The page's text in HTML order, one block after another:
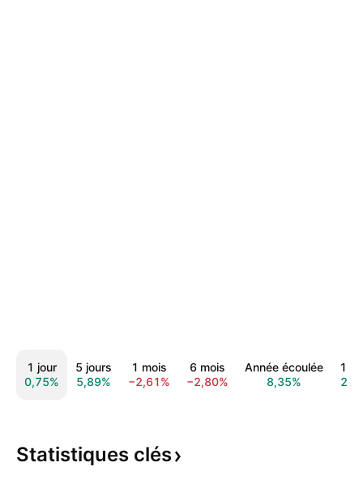
1 jour
0,75%
5 jours
5,89%
1 mois
−2,61%
6 mois
−2,80%
Année écoulée
8,35%
1
Statistiques clés